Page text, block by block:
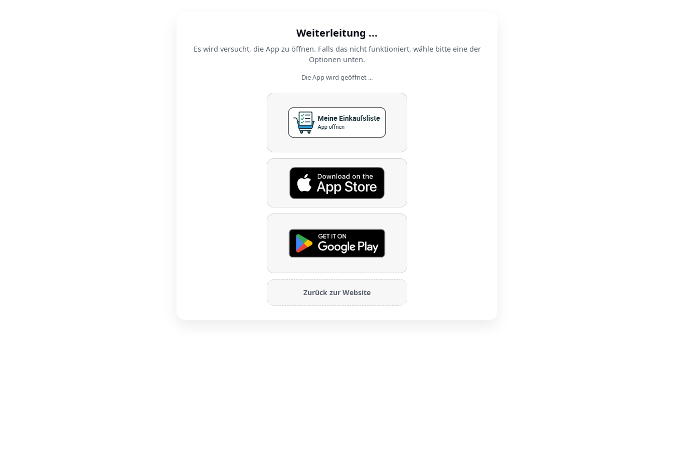
Weiterleitung ...
Es wird versucht, die App zu öffnen. Falls das nicht funktioniert, wähle bitte eine der
Optionen unten.
Die App wird geöffnet ...
Zurück zur Website